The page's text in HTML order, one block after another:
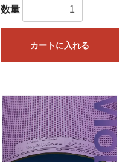
数量
カートに入れる